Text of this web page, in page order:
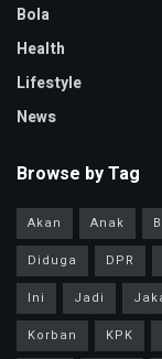
Bola
Health
Lifestyle
News
Browse by Tag
Akan Anak
Diduga
DPR
Ini
Jadi
Korban
KPK